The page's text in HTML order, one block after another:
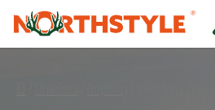
Přejít
obsah